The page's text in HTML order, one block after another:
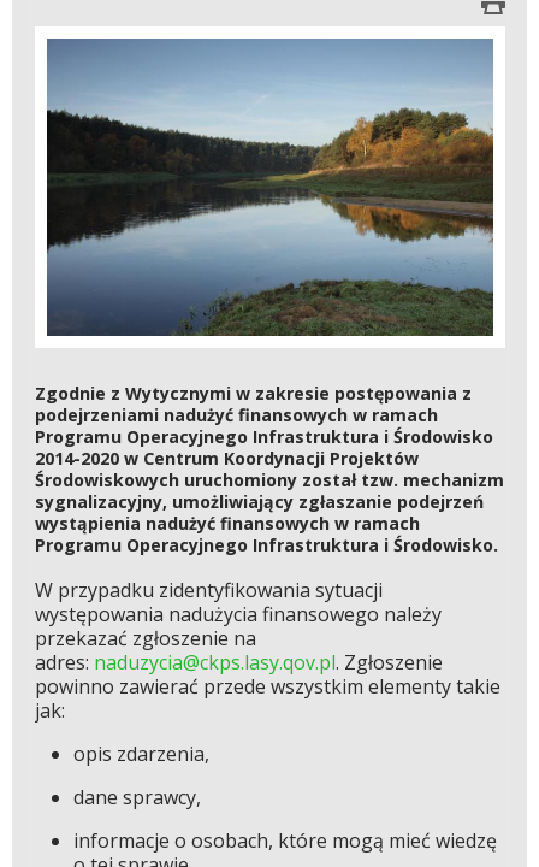
Zgodnie z Wytycznymi w zakresie postępowania z
podejrzeniami nadużyć finansowych w ramach
Programu Operacyjnego Infrastruktura i Środowisko
2014-2020 w Centrum Koordynacji Projektów
Środowiskowych uruchomiony został tzw. mechanizm
sygnalizacyjny, umożliwiający zgłaszanie podejrzeń
wystąpienia nadużyć finansowych w ramach
Programu Operacyjnego Infrastruktura i Środowisko.
W przypadku zidentyfikowania sytuacji
występowania nadużycia finansowego należy
przekazać zgłoszenie na
adres: naduzycia@ckps.lasy.qov.pl. Zgłoszenie
powinno zawierać przede wszystkim elementy takie
jak:
opis zdarzenia,
dane sprawcy,
informacje o osobach, które mogą mieć wiedzę